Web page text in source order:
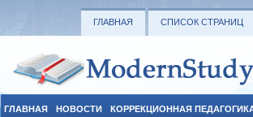
ГЛАВНАЯ СПИСОК СТРАНИЦ
ГЛАВНАЯ НОВОСТИ КОРРЕКЦИОННАЯ